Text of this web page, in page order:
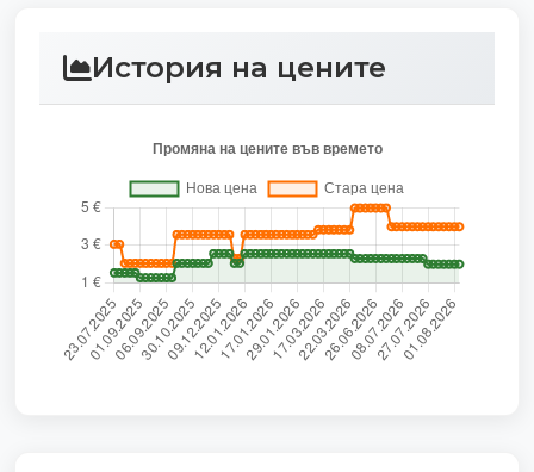
История на цените